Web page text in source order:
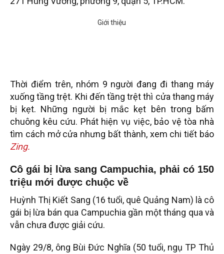
Thời điểm trên, nhóm 9 người đang đi thang máy
xuống tầng trệt. Khi đến tầng trệt thì cửa thang máy
bị kẹt. Những người bị mắc kẹt bên trong bấm
chuông kêu cứu. Phát hiện vụ việc, bảo vệ tòa nhà
tìm cách mở cửa nhưng bất thành, xem chi tiết báo
Zing.
Cô gái bị lừa sang Campuchia, phải có 150
triệu mới được chuộc về
Huỳnh Thị Kiết Sang (16 tuổi, quê Quảng Nam) là cô
gái bị lừa bán qua Campuchia gần một tháng qua và
vẫn chưa được giải cứu.
Ngày 29/8, ông Bùi Đức Nghĩa (50 tuổi, ngụ TP Thủ